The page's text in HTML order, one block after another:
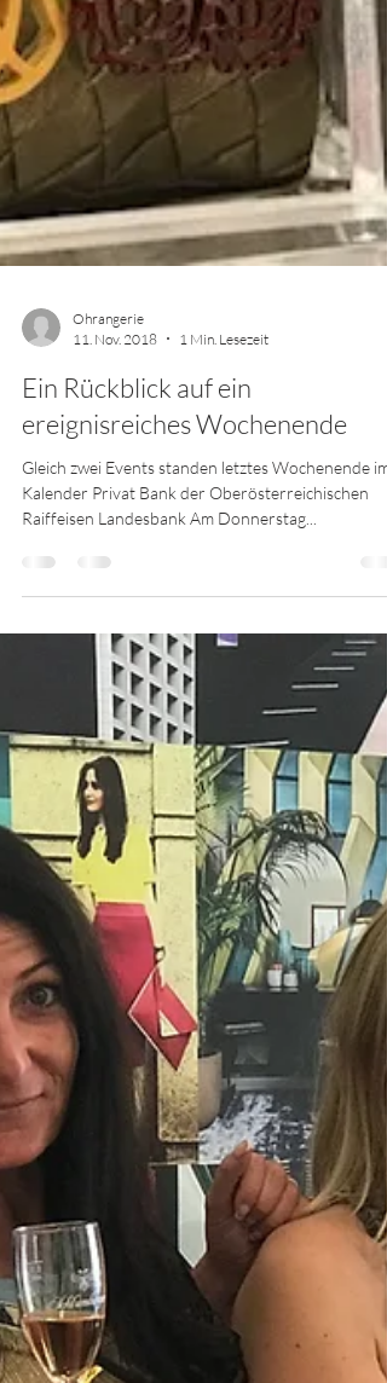
Ohrangerie
11. Nov. 2018
1 Min. Lesezeit
Ein Rückblick auf ein
ereignisreiches Wochenende
Gleich zwei Events standen letztes Wochenende im
Kalender Privat Bank der Oberösterreichischen